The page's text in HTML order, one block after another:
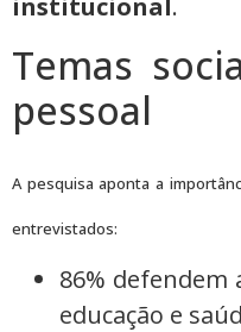
institucional.
Temas
pessoal
A pesquisa aponta a
entrevistados:
86%
educação e